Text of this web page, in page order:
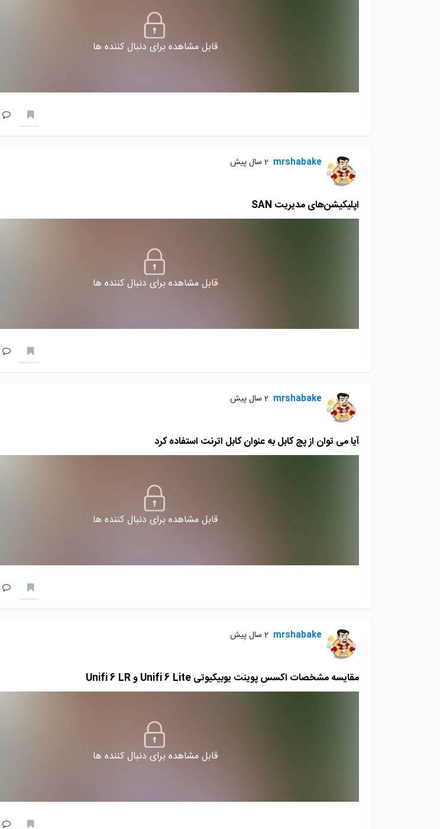
قابل مشاهده برای دنبال کننده ها
mrshabake 2 سال پیش
اپلیکیشن‌های مدیریت SAN
قابل مشاهده برای دنبال کننده ها
mrshabake 2 سال پیش
آیا می توان از پچ کابل به عنوان کابل اترنت استفاده کرد
قابل مشاهده برای دنبال کننده ها
mrshabake 2 سال پیش
مقایسه مشخصات اکسس پوینت یوبیکیوتی Unifi 6 Lite و Unifi 6 LR
قابل مشاهده برای دنبال کننده ها